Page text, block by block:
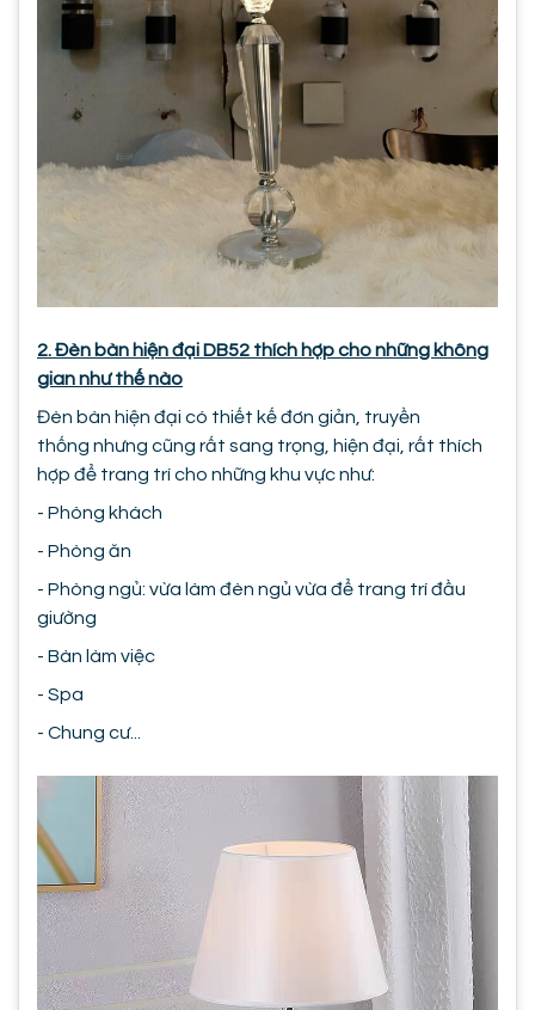
2. Đèn bàn hiện đại DB52 thích hợp cho những không
gian như thế nào
Đèn bàn hiện đại có thiết kế đơn giản, truyền
thống nhưng cũng rất sang trọng, hiện đại, rất thích
hợp để trang trí cho những khu vực như:
- Phòng khách
- Phòng ăn
- Phòng ngủ: vừa làm đèn ngủ vừa để trang trí đầu
giường
- Bàn làm việc
- Spa
- Chung cư...